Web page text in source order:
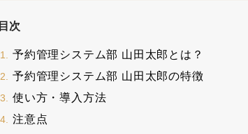
目次
予約管理システム部 山田太郎とは？
予約管理システム部 山田太郎の特徴
使い方・導入方法
注意点